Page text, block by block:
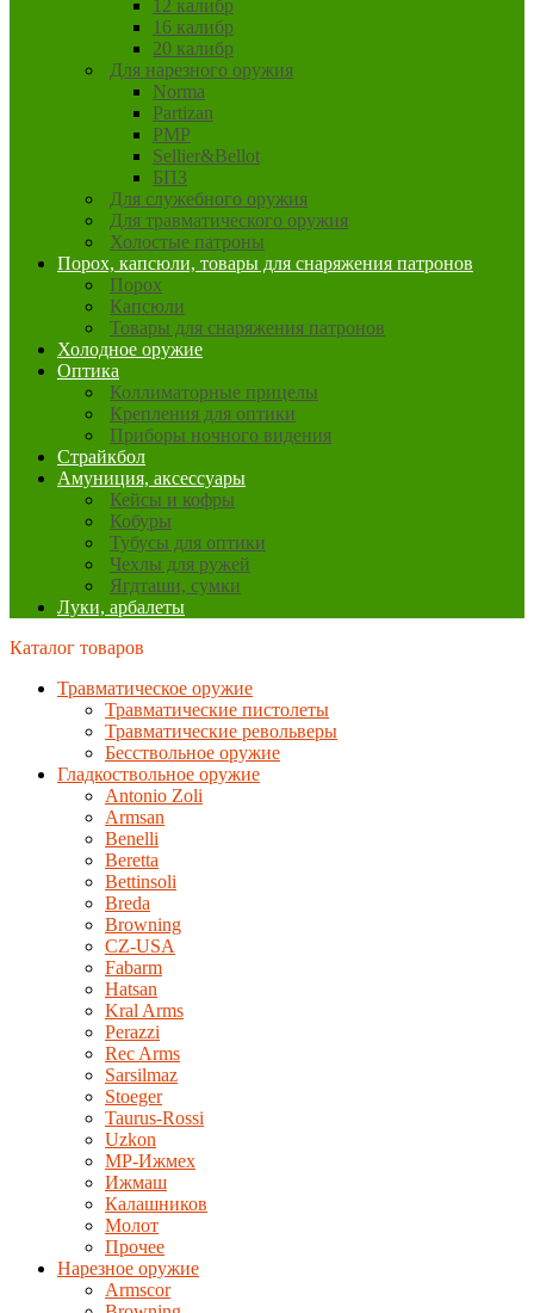
12 калибр
16 калибр
20 калибр
Для нарезного оружия
Norma
Partizan
PMP
Sellier&Bellot
БПЗ
Для служебного оружия
Для травматического оружия
Холостые патроны
Порох, капсюли, товары для снаряжения патронов
Порох
Капсюли
Товары для снаряжения патронов
Холодное оружие
Оптика
Коллиматорные прицелы
Крепления для оптики
Приборы ночного видения
Страйкбол
Амуниция, аксессуары
Кейсы и кофры
Кобуры
Тубусы для оптики
Чехлы для ружей
Ягдташи, сумки
Луки, арбалеты
Каталог товаров
Травматическое оружие
Травматические пистолеты
Травматические револьверы
Бесствольное оружие
Гладкоствольное оружие
Antonio Zoli
Armsan
Benelli
Beretta
Bettinsoli
Breda
Browning
CZ-USA
Fabarm
Hatsan
Kral Arms
Perazzi
Rec Arms
Sarsilmaz
Stoeger
Taurus-Rossi
Uzkon
MP-Ижмех
Ижмаш
Калашников
Молот
Прочее
Нарезное оружие
Armscor